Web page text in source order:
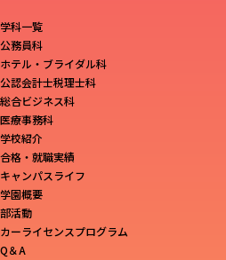
学科一覧
公務員科
ホテル・ブライダル科
公認会計士税理士科
総合ビジネス科
医療事務科
学校紹介
合格・就職実績
キャンパスライフ
学園概要
部活動
カーライセンスプログラム
Q＆A